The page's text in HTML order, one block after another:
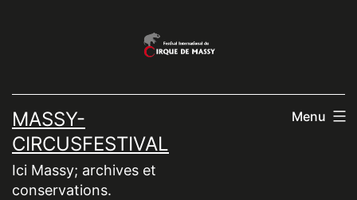
MASSY-
CIRCUSFESTIVAL
Ici Massy; archives et
conservations.
Menu